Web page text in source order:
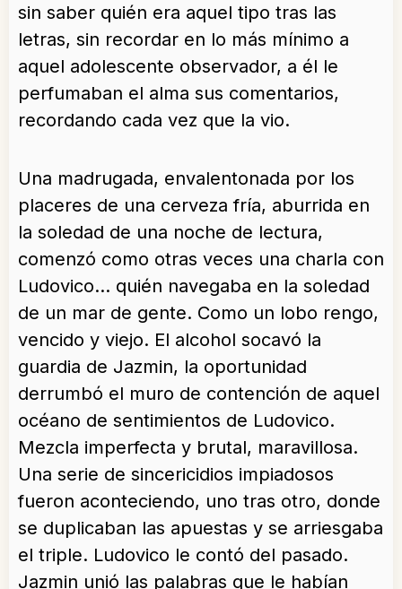
sin saber quién era aquel tipo tras las
letras, sin recordar en lo más mínimo a
aquel adolescente observador, a él le
perfumaban el alma sus comentarios,
recordando cada vez que la vio.
Una madrugada, envalentonada por los
placeres de una cerveza fría, aburrida en
la soledad de una noche de lectura,
comenzó como otras veces una charla con
Ludovico… quién navegaba en la soledad
de un mar de gente. Como un lobo rengo,
vencido y viejo. El alcohol socavó la
guardia de Jazmin, la oportunidad
derrumbó el muro de contención de aquel
océano de sentimientos de Ludovico.
Mezcla imperfecta y brutal, maravillosa.
Una serie de sincericidios impiadosos
fueron aconteciendo, uno tras otro, donde
se duplicaban las apuestas y se arriesgaba
el triple. Ludovico le contó del pasado.
Jazmin unió las palabras que le habían